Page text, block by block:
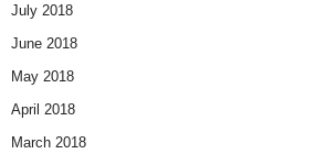
July 2018
June 2018
May 2018
April 2018
March 2018